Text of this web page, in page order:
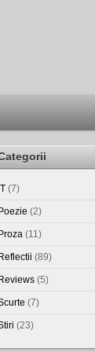
(7)
(2)
(11)
(89)
(5)
(7)
(23)